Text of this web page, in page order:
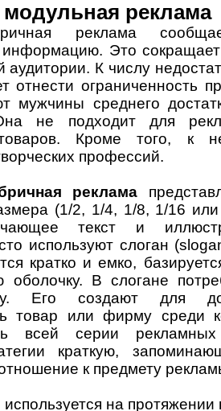
реклама
реклама
информацию. Это
аудитории. К числу
отнести ограниченность
мужчины среднего
не подходит для
товаров. Кроме того, к
профессий.
реклама
(1/2, 1/4, 1/8, 1/16
текст и
используют слоган
кратко и емко,
оболочку. В слогане
Его создают для
товар или фирму среди
всей серии
краткую,
к предмету
на протяжении